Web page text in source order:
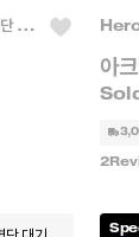
Heroes Store : mini 용병단 대기실
아
2